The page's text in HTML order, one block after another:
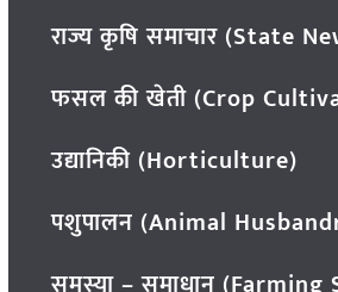
राज्य कृषि समाचार (State
फसल की खेती (Crop
उद्यानिकी (Horticulture)
पशुपालन (Animal